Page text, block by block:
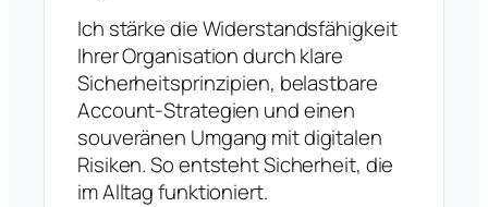
Ich stärke die Widerstandsfähigkeit
Ihrer Organisation durch klare
Sicherheitsprinzipien, belastbare
Account-Strategien und einen
souveränen Umgang mit digitalen
Risiken. So entsteht Sicherheit, die
im Alltag funktioniert.